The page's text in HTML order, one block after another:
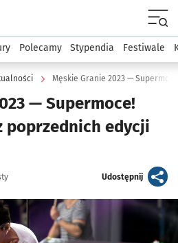
podserwis: Kultura
Polecamy Stypendia Festiwale
Męskie Granie 2023 —
— Supermoce!
poprzednich edycji
Udostępnijartykuł